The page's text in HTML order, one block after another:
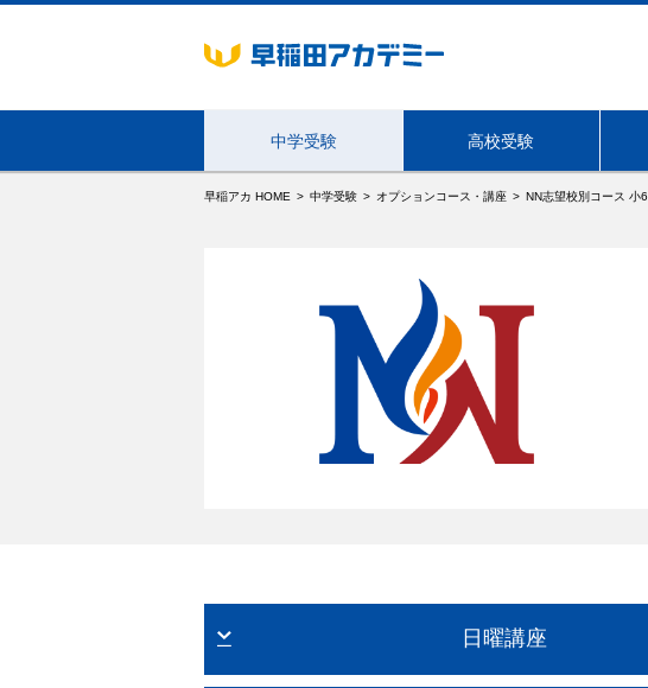
中学受験 高校受験
早稲アカ HOME 中学受験 オプションコース・講座 NN志望校別コース 小6
日曜講座